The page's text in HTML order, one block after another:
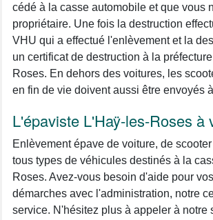
cédé à la casse automobile et que vous
propriétaire. Une fois la destruction
VHU qui a effectué l'enlèvement et la
un certificat de destruction à la
Roses. En dehors des voitures, les
en fin de vie doivent aussi être envoyés
L'épaviste L'Haÿ-les-Roses à
Enlèvement épave de voiture, de
tous types de véhicules destinés à la
Roses. Avez-vous besoin d'aide pour
démarches avec l'administration, notre
service. N'hésitez plus à appeler à notre